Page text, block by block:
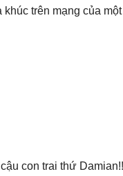
trên mạng của
con trai thứ